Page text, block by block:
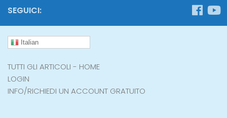
SEGUICI:
Italian
TUTTI GLI ARTICOLI - HOME
LOGIN
INFO/RICHIEDI UN ACCOUNT GRATUITO